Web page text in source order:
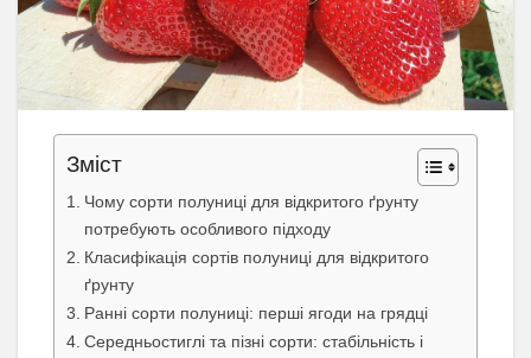
Зміст
Чому сорти полуниці для відкритого ґрунту
потребують особливого підходу
Класифікація сортів полуниці для відкритого
ґрунту
Ранні сорти полуниці: перші ягоди на грядці
Середньостиглі та пізні сорти: стабільність і